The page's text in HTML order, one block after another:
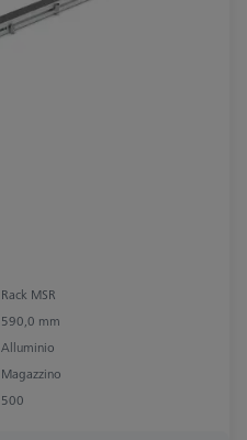
Rack MSR
590,0 mm
Alluminio
Magazzino
500